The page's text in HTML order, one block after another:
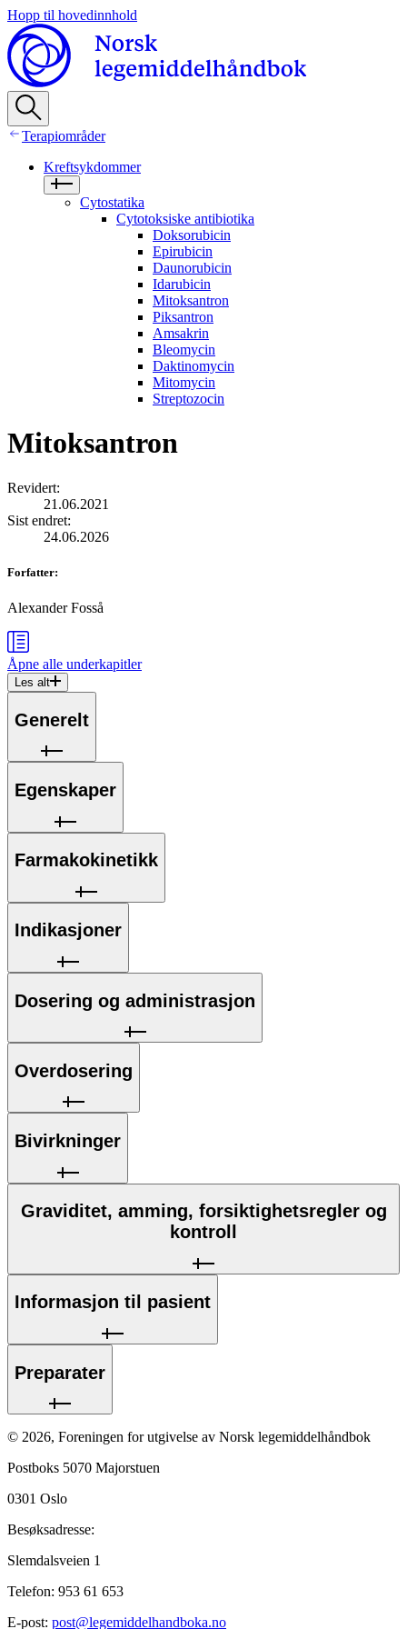
Hopp til hovedinnhold
Terapiområder
Kreftsykdommer
Cytostatika
Cytotoksiske antibiotika
Doksorubicin
Epirubicin
Daunorubicin
Idarubicin
Mitoksantron
Piksantron
Amsakrin
Bleomycin
Daktinomycin
Mitomycin
Streptozocin
Mitoksantron
Revidert:
21.06.2021
Sist endret:
24.06.2026
Forfatter:
Alexander Fosså
Åpne alle underkapitler
Les alt
Generelt
Egenskaper
Farmakokinetikk
Indikasjoner
Dosering og administrasjon
Overdosering
Bivirkninger
Graviditet, amming, forsiktighetsregler og
kontroll
Informasjon til pasient
Preparater
© 2026, Foreningen for utgivelse av Norsk legemiddelhåndbok
Postboks 5070 Majorstuen
0301 Oslo
Besøksadresse:
Slemdalsveien 1
Telefon: 953 61 653
E-post: post@legemiddelhandboka.no